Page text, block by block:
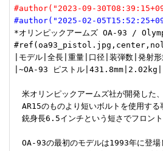
#author("2023-09-
#author("2025-02-
*オリンピックアームズ OA-93 /
|モデル|全長|重量|口径|装弾数|発射
|~OA-93 ピストル
米オリンピックアームズ社が開発し
AR15のものより短いボルトを使用す
銃身長6.5インチという短さでフロン
OA-93の最初のモデルは1993年に登場